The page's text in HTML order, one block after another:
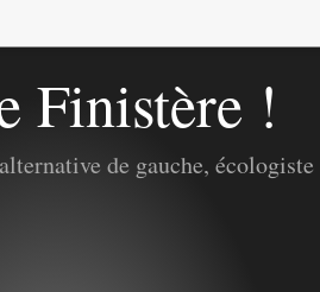
Finistère !
de gauche, écologiste